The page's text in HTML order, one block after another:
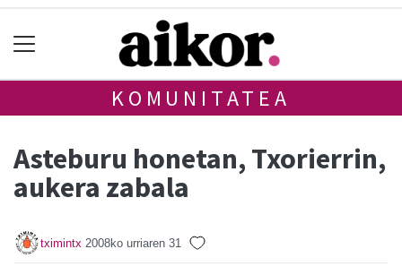
KOMUNITATEA
Asteburu honetan, Txorierrin,
aukera zabala
tximintx 2008ko urriaren 31